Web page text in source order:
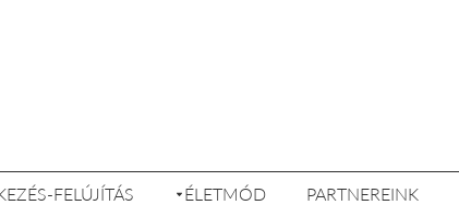
FELÚJÍTÁS ÉLETMÓD PARTNEREINK